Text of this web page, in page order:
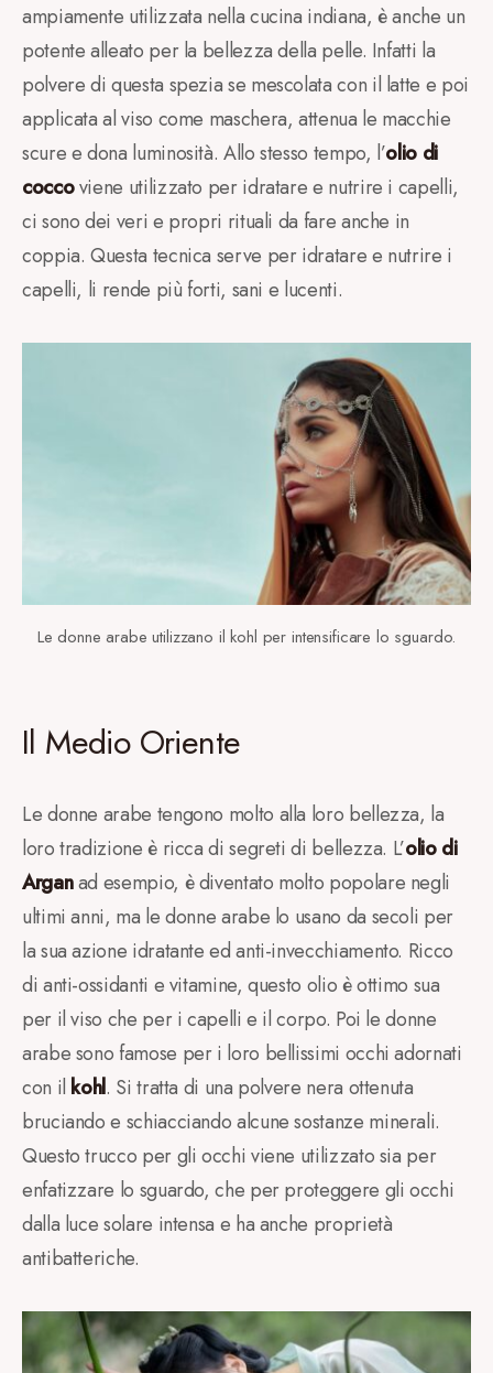
ampiamente utilizzata nella cucina indiana, è anche un
potente alleato per la bellezza della pelle. Infatti la
polvere di questa spezia se mescolata con il latte e poi
applicata al viso come maschera, attenua le macchie
scure e dona luminosità. Allo stesso tempo, l’olio di
coccoviene utilizzato per idratare e nutrire i capelli,
ci sono dei veri e propri rituali da fare anche in
coppia. Questa tecnica serve per idratare e nutrire i
capelli, li rende più forti, sani e lucenti.
Le donne arabe utilizzano il kohl per intensificare lo sguardo.
Il Medio Oriente
Le donne arabe tengono molto alla loro bellezza, la
loro tradizione è ricca di segreti di bellezza. L’olio di
Arganad esempio, è diventato molto popolare negli
ultimi anni, ma le donne arabe lo usano da secoli per
la sua azione idratante ed anti-invecchiamento. Ricco
di anti-ossidanti e vitamine, questo olio è ottimo sua
per il viso che per i capelli e il corpo. Poi le donne
arabe sono famose per i loro bellissimi occhi adornati
con il kohl. Si tratta di una polvere nera ottenuta
bruciando e schiacciando alcune sostanze minerali.
Questo trucco per gli occhi viene utilizzato sia per
enfatizzare lo sguardo, che per proteggere gli occhi
dalla luce solare intensa e ha anche proprietà
antibatteriche.